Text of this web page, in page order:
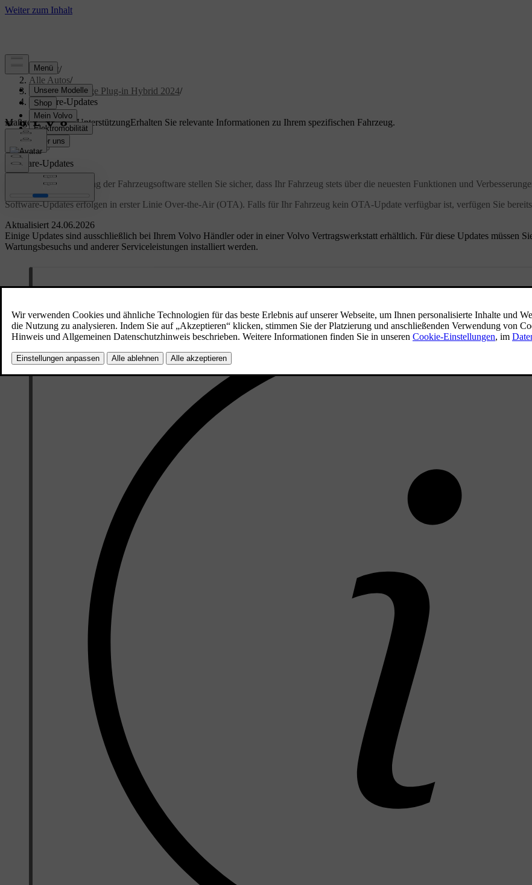
Support/
Alle Autos/
XC90 Recharge Plug-in Hybrid 2024/
Software-Updates
Maßgeschneiderte UnterstützungErhalten Sie relevante Informationen zu Ihrem spezifischen Fahrzeug.
Anmelden
Aktualisiert 24.06.2026
Software-Updates
Durch die Aktualisierung der Fahrzeugsoftware stellen Sie sicher, dass Ihr Fahrzeug stets über die neuesten Funktionen und
Software-Updates erfolgen in erster Linie Over-the-Air (OTA). Falls für Ihr Fahrzeug kein OTA-Update verfügbar ist, verfügen Sie bereits
Einige Updates sind ausschließlich bei Ihrem Volvo Händler oder in einer Volvo Vertragswerkstatt erhältlich. Für diese Updates müssen
Wartungsbesuchs und anderer Serviceleistungen installiert werden.